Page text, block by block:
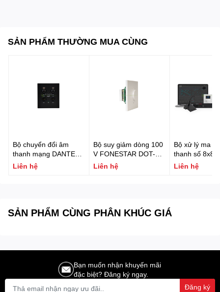
SẢN PHẨM THƯỜNG MUA CÙNG
Bộ chuyển đổi âm
thanh mạng DANTE
gắn tường 2 vào 2 ra
(PoE) FONESTAR W-
Liên hệ
Bộ suy giảm dòng 100
V FONESTAR DOT-
30TR
Liên hệ
Bộ xử lý ma
thanh số 8x8
DSP và
FONESTAR
Liên hệ
SẢN PHẨM CÙNG PHÂN KHÚC GIÁ
Bạn muốn nhận khuyến mãi
đặc biệt? Đăng ký ngay.
Đăng ký